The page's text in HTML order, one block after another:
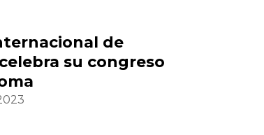
de
su congreso